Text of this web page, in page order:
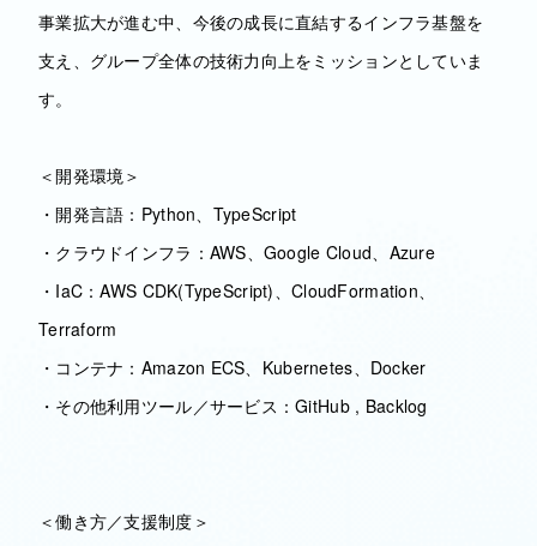
事業拡大が進む中、今後の成長に直結するインフラ基盤を
支え、グループ全体の技術力向上をミッションとしていま
す。
＜開発環境＞
・開発言語：Python、TypeScript
・クラウドインフラ：AWS、Google Cloud、Azure
・IaC：AWS CDK(TypeScript)、CloudFormation、
Terraform
・コンテナ：Amazon ECS、Kubernetes、Docker
・その他利用ツール／サービス：GitHub , Backlog
＜働き方／支援制度＞